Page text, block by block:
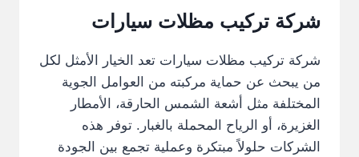
شركة تركيب مظلات سيارات
شركة تركيب مظلات سيارات تعد الخيار الأمثل لكل
من يبحث عن حماية مركبته من العوامل الجوية
المختلفة مثل أشعة الشمس الحارقة، الأمطار
الغزيرة، أو الرياح المحملة بالغبار. توفر هذه
الشركات حلولاً مبتكرة وعملية تجمع بين الجودة